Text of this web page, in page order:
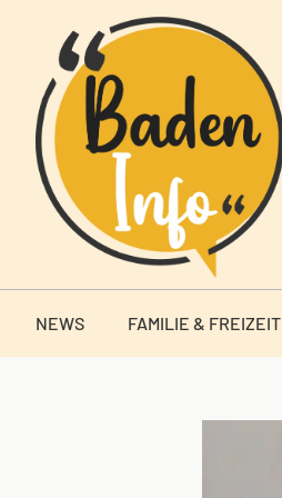
springen
NEWS FAMILIE & FREIZEIT